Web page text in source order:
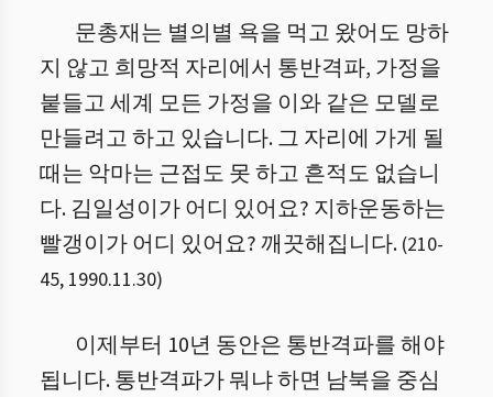
문총재는 별의별 욕을 먹고 왔어도 망하
지 않고 희망적 자리에서 통반격파, 가정을
붙들고 세계 모든 가정을 이와 같은 모델로
만들려고 하고 있습니다. 그 자리에 가게 될
때는 악마는 근접도 못 하고 흔적도 없습니
다. 김일성이가 어디 있어요? 지하운동하는
빨갱이가 어디 있어요? 깨끗해집니다. (210-
45, 1990.11.30)
이제부터 10년 동안은 통반격파를 해야
됩니다. 통반격파가 뭐냐 하면 남북을 중심